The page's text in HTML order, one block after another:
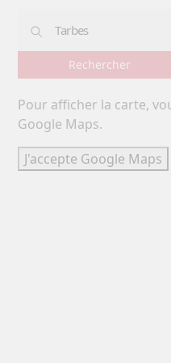
Pour afficher la carte,
Google Maps.
J'accepte Google Maps